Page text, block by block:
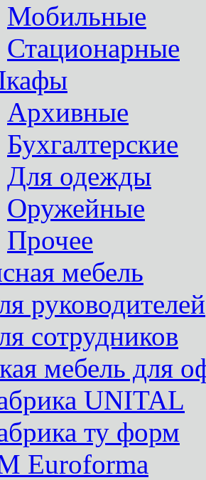
Мобильные
Стационарные
Архивные
Бухгалтерские
Для одежды
Оружейные
Прочее
мебель
руководителей
сотрудников
мебель для
UNITAL
ту форм
Euroforma